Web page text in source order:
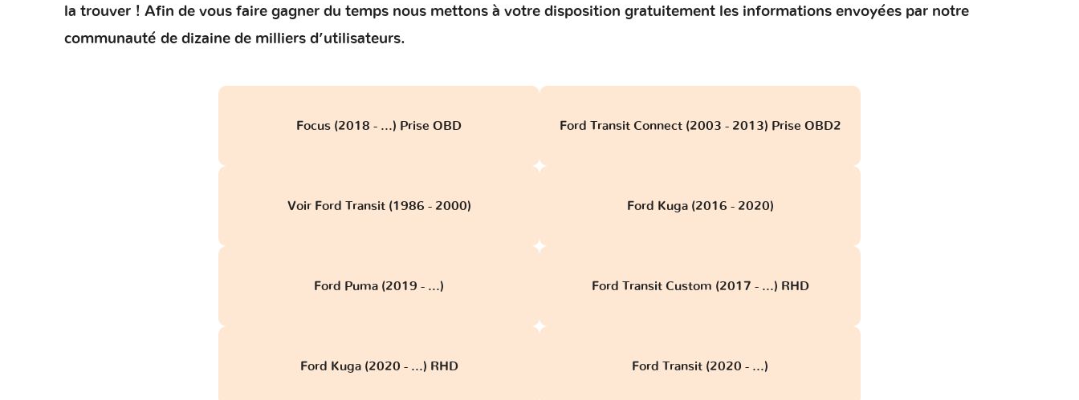
la trouver ! Afin de vous faire gagner du temps nous mettons à votre disposition gratuitement les informations envoyées par notre
communauté de dizaine de milliers d’utilisateurs.
Focus (2018 - ...) Prise OBD Ford Transit Connect (2003 - 2013) Prise OBD2
Voir Ford Transit (1986 - 2000) Ford Kuga (2016 - 2020)
Ford Puma (2019 - ...) Ford Transit Custom (2017 - ...) RHD
Ford Kuga (2020 - ...) RHD Ford Transit (2020 - ...)